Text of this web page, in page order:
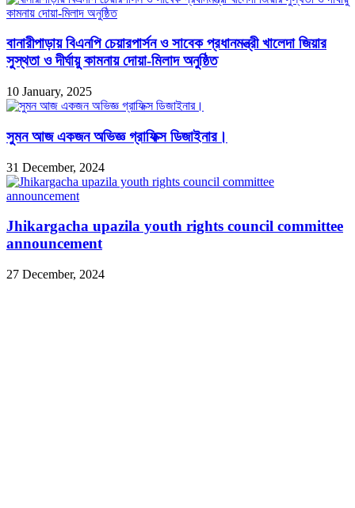
বানারীপাড়ায় বিএনপি চেয়ারপার্সন ও সাবেক প্রধানমন্ত্রী খালেদা জিয়ার
সুস্থতা ও দীর্ঘায়ু কামনায় দোয়া-মিলাদ অনুষ্ঠিত
10 January, 2025
সুমন আজ একজন অভিজ্ঞ গ্রাফিক্স ডিজাইনার।
31 December, 2024
Jhikargacha upazila youth rights council committee
announcement
27 December, 2024